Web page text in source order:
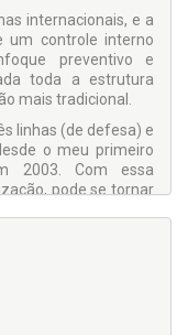
internacionais, e a
um controle interno
preventivo e
toda a estrutura
mais tradicional.
linhas (de defesa) e
o meu primeiro
2003. Com essa
pode se tornar
de eficácia e
tal, é preciso estar
e à gestão de